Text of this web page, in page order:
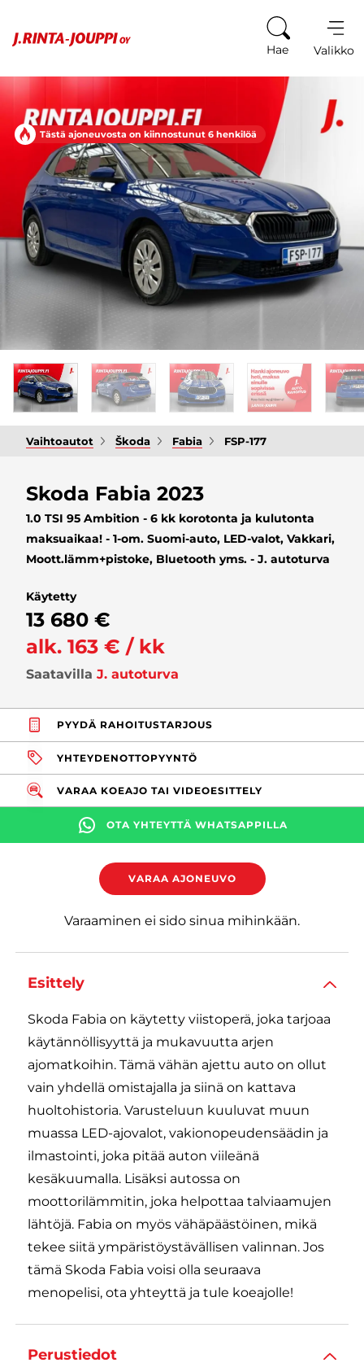
Hae Valikko
Tästä ajoneuvosta on kiinnostunut 6 henkilöä
Vaihtoautot Škoda Fabia FSP-177
Skoda Fabia 2023
1.0 TSI 95 Ambition - 6 kk korotonta ja kulutonta
maksuaikaa! - 1-om. Suomi-auto, LED-valot, Vakkari,
Moott.lämm+pistoke, Bluetooth yms. - J. autoturva
Käytetty
13 680 €
alk. 163 € / kk
Saatavilla J. autoturva
PYYDÄ RAHOITUSTARJOUS
YHTEYDENOTTOPYYNTÖ
VARAA KOEAJO TAI VIDEOESITTELY
OTA YHTEYTTÄ WHATSAPPILLA
VARAA AJONEUVO
Varaaminen ei sido sinua mihinkään.
Esittely
Skoda Fabia on käytetty viistoperä, joka tarjoaa
käytännöllisyyttä ja mukavuutta arjen
ajomatkoihin. Tämä vähän ajettu auto on ollut
vain yhdellä omistajalla ja siinä on kattava
huoltohistoria. Varusteluun kuuluvat muun
muassa LED-ajovalot, vakionopeudensäädin ja
ilmastointi, joka pitää auton viileänä
kesäkuumalla. Lisäksi autossa on
moottorilämmitin, joka helpottaa talviaamujen
lähtöjä. Fabia on myös vähäpäästöinen, mikä
tekee siitä ympäristöystävällisen valinnan. Jos
tämä Skoda Fabia voisi olla seuraava
menopelisi, ota yhteyttä ja tule koeajolle!
Perustiedot